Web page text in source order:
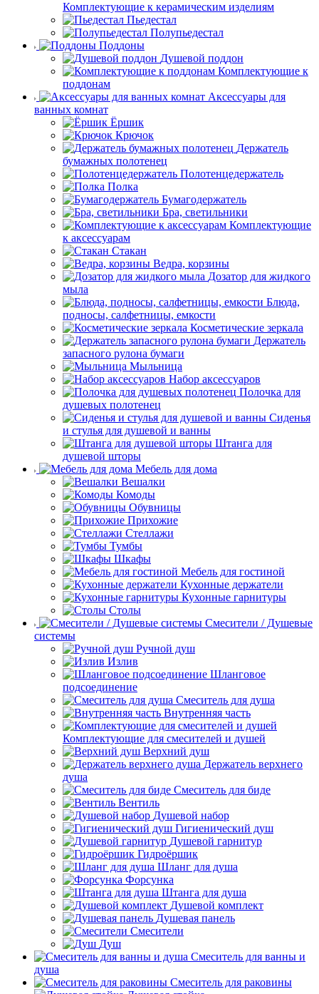
Комплектующие к керамическим изделиям
Пьедестал
Полупьедестал
Поддоны
Душевой поддон
Комплектующие к
поддонам
Аксессуары для
ванных комнат
Ёршик
Крючок
Держатель
бумажных полотенец
Полотенцедержатель
Полка
Бумагодержатель
Бра, светильники
Комплектующие
к аксессуарам
Стакан
Ведра, корзины
Дозатор для жидкого
мыла
Блюда,
подносы, салфетницы, емкости
Косметические зеркала
Держатель
запасного рулона бумаги
Мыльница
Набор аксессуаров
Полочка для
душевых полотенец
Сиденья
и стулья для душевой и ванны
Штанга для
душевой шторы
Мебель для дома
Вешалки
Комоды
Обувницы
Прихожие
Стеллажи
Тумбы
Шкафы
Мебель для гостиной
Кухонные держатели
Кухонные гарнитуры
Столы
Смесители / Душевые
системы
Ручной душ
Излив
Шланговое
подсоединение
Смеситель для душа
Внутренняя часть
Комплектующие для смесителей и душей
Верхний душ
Держатель верхнего
душа
Смеситель для биде
Вентиль
Душевой набор
Гигиенический душ
Душевой гарнитур
Гидроёршик
Шланг для душа
Форсунка
Штанга для душа
Душевой комплект
Душевая панель
Смесители
Душ
Смеситель для ванны и
душа
Смеситель для раковины